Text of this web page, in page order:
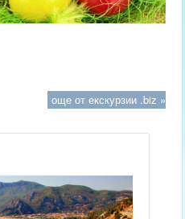
още от екскурзии .biz »